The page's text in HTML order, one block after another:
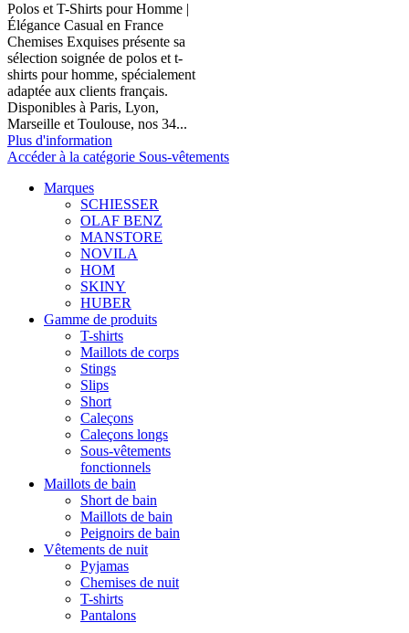
Polos et T-Shirts pour Homme |
Élégance Casual en France
Chemises Exquises présente sa
sélection soignée de polos et t-
shirts pour homme, spécialement
adaptée aux clients français.
Disponibles à Paris, Lyon,
Marseille et Toulouse, nos 34...
Plus d'information
Accéder à la catégorie Sous-vêtements
Marques
SCHIESSER
OLAF BENZ
MANSTORE
NOVILA
HOM
SKINY
HUBER
Gamme de produits
T-shirts
Maillots de corps
Stings
Slips
Short
Caleçons
Caleçons longs
Sous-vêtements
fonctionnels
Maillots de bain
Short de bain
Maillots de bain
Peignoirs de bain
Vêtements de nuit
Pyjamas
Chemises de nuit
T-shirts
Pantalons